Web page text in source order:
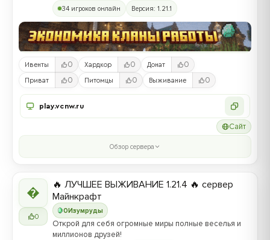
34 игроков онлайн Версия: 1.21.1
Ивенты 0 Хардкор 0 Донат 0
Приват 0 Питомцы 0 Выживание 0
play.vcnw.ru
Сайт
Обзор сервера

0
0Изумруды
🔥 ЛУЧШЕЕ ВЫЖИВАНИЕ 1.21.4 🔥 сервер
Майнкрафт
Открой для себя огромные миры полные веселья и
миллионов друзей!